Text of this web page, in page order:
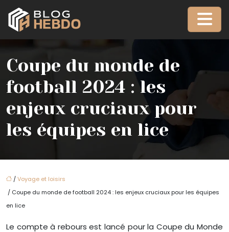
Coupe du monde de
football 2024 : les
enjeux cruciaux pour
les équipes en lice
/Voyage et loisirs
/ Coupe du monde de football 2024 : les enjeux cruciaux pour les équipes
en lice
Le compte à rebours est lancé pour la Coupe du Monde